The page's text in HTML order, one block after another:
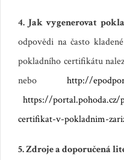
4. Jak vygenerovat
odpovědi na často
pokladního certifikátu
nebo http://
https://
certifikat-v-pokladnim-
5. Zdroje a doporučená